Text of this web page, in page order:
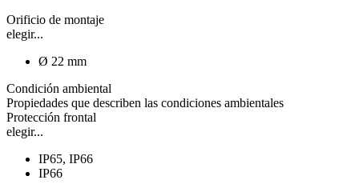
Orificio de montaje
elegir...
Ø 22 mm
Condición ambiental
Propiedades que describen las condiciones ambientales
Protección frontal
elegir...
IP65, IP66
IP66